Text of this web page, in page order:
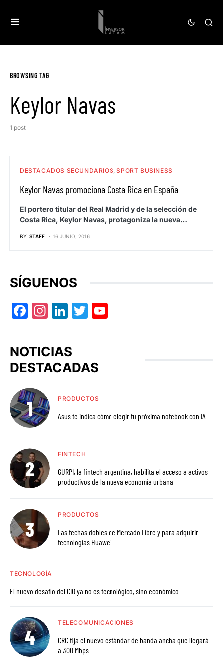
BROWSING TAG
Keylor Navas
1 post
DESTACADOS SECUNDARIOS SPORT BUSINESS
Keylor Navas promociona Costa Rica en España
El portero titular del Real Madrid y de la selección de
Costa Rica, Keylor Navas, protagoniza la nueva…
BY STAFF 16 JUNIO, 2016
SÍGUENOS
Facebook
Instagram
LinkedIn
Twitter
NOTICIAS
DESTACADAS
PRODUCTOS
Asus te indica cómo elegir tu próxima notebook con IA
FINTECH
GURPI, la fintech argentina, habilita el acceso a activos
productivos de la nueva economía urbana
PRODUCTOS
Las fechas dobles de Mercado Libre y para adquirir
tecnologías Huawei
TECNOLOGÍA
El nuevo desafío del CIO ya no es tecnológico, sino económico
TELECOMUNICACIONES
CRC fija el nuevo estándar de banda ancha que llegará
a 300 Mbps